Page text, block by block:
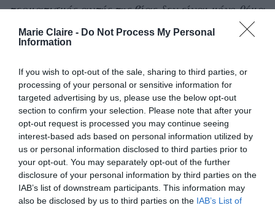
Marie Claire - Do Not Process My Personal
Information
If you wish to opt-out of the sale, sharing to third parties, or
processing of your personal or sensitive information for
targeted advertising by us, please use the below opt-out
section to confirm your selection. Please note that after your
opt-out request is processed you may continue seeing
interest-based ads based on personal information utilized by
us or personal information disclosed to third parties prior to
your opt-out. You may separately opt-out of the further
disclosure of your personal information by third parties on the
IAB’s list of downstream participants. This information may
also be disclosed by us to third parties on the IAB’s List of
τερματισμός αυτής της βίας δεν είναι μόνο θέμα
πολιτικής, είναι επίσης θέμα αξιοπρέπειας,
ισότητας και ανθρώπινων δικαιωμάτων. Πίσω
ένα κορίτσι που η ζωή της άλλαξε για πάντα. Η
ενδυνάμωση των γυναικών και των κοριτσιών
δεν είναι προαιρετική, είναι προϋπόθεση για
την ειρήνη, την ανάπτυξη και την υγεία. Ένας
ασφαλέστερος κόσμος για τις γυναίκες είναι
ένας καλύτερος κόσμος για όλους».